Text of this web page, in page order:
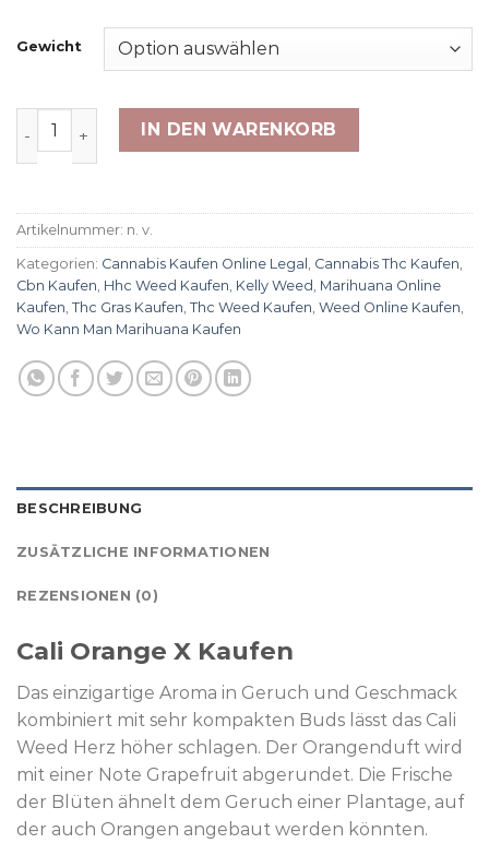
Gewicht
Cali Orange X MengeIN DEN WARENKORB
Artikelnummer: n. v.
Kategorien: Cannabis Kaufen Online Legal Cannabis Thc Kaufen
Cbn Kaufen Hhc Weed Kaufen Kelly Weed Marihuana Online
Kaufen​ Thc Gras Kaufen Thc Weed Kaufen Weed Online Kaufen
Wo Kann Man Marihuana Kaufen
BESCHREIBUNG
ZUSÄTZLICHE INFORMATIONEN
REZENSIONEN (0)
Cali Orange X Kaufen
Das einzigartige Aroma in Geruch und Geschmack
kombiniert mit sehr kompakten Buds lässt das Cali
Weed Herz höher schlagen. Der Orangenduft wird
mit einer Note Grapefruit abgerundet. Die Frische
der Blüten ähnelt dem Geruch einer Plantage, auf
der auch Orangen angebaut werden könnten.